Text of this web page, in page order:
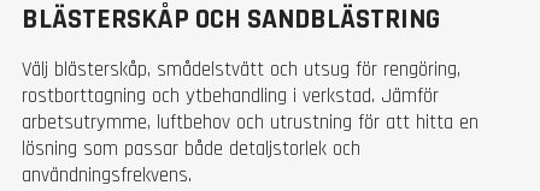
BLÄSTERSKÅP OCH SANDBLÄSTRING
Välj blästerskåp, smådelstvätt och utsug för rengöring,
rostborttagning och ytbehandling i verkstad. Jämför
arbetsutrymme, luftbehov och utrustning för att hitta en
lösning som passar både detaljstorlek och
användningsfrekvens.